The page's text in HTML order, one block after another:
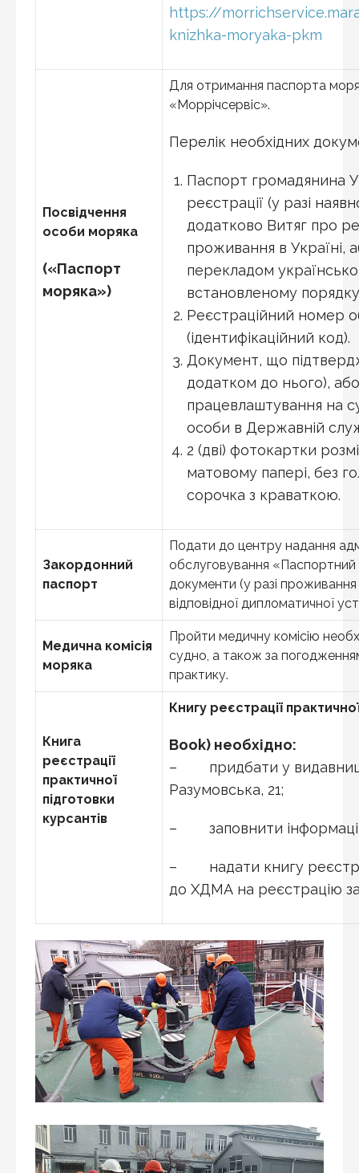
https://
knizhka-moryaka-pkm
Посвідчення
особи моряка
(«Паспорт
моряка»)
Для отримання паспорта
«Моррічсервіс».
Перелік необхідних
Паспорт громадянина
реєстрації (у разі
додатково Витяг про
проживання в Україні,
перекладом
встановленому
Реєстраційний номер
(ідентифікаційний код).
Документ, що
додатком до нього),
працевлаштування на
особи в Державній
2 (дві) фотокартки
матовому папері, без
сорочка з краваткою.
Закордонний
паспорт
Подати до центру надання
обслуговування
документи (у разі
відповідної дипломатичної
Медична комісія
моряка
Пройти медичну комісію
судно, а також за
практику.
Книга
реєстрації
практичної
підготовки
курсантів
Книгу реєстрації
Book) необхідно:
– придбати у
Разумовська, 21;
– заповнити
– надати книгу
до ХДМА на реєстрацію